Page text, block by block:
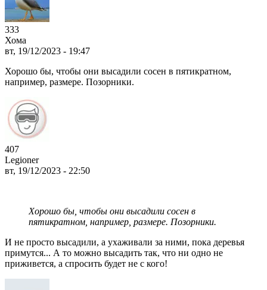
333
Хома
вт, 19/12/2023 - 19:47
Хорошо бы, чтобы они высадили сосен в пятикратном,
например, размере. Позорники.
407
Legioner
вт, 19/12/2023 - 22:50
Хорошо бы, чтобы они высадили сосен в
пятикратном, например, размере. Позорники.
И не просто высадили, а ухаживали за ними, пока деревья
примутся... А то можно высадить так, что ни одно не
приживется, а спросить будет не с кого!